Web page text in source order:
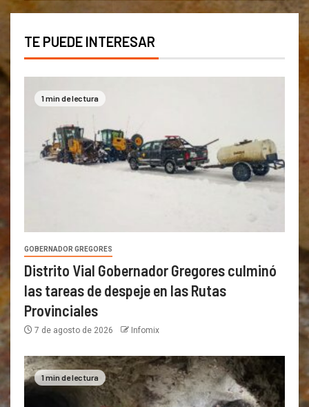
TE PUEDE INTERESAR
1 min de lectura
GOBERNADOR GREGORES
Distrito Vial Gobernador Gregores culminó
las tareas de despeje en las Rutas
Provinciales
7 de agosto de 2026 Infomix
1 min de lectura